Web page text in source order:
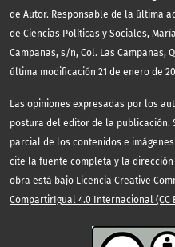
de Autor. Responsable de la última
de Ciencias Políticas y Sociales,
Campanas, s/n, Col. Las Campanas,
última modificación 21 de enero de
Las opiniones expresadas por los
postura del editor de la publicación.
parcial de los contenidos e
cite la fuente completa y la
obra está bajo Licencia Creative
CompartirIgual 4.0 Internacional (CC